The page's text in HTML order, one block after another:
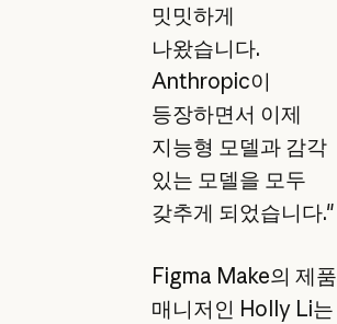
밋밋하게
나왔습니다.
Anthropic이
등장하면서 이제
지능형 모델과 감각
있는 모델을 모두
갖추게 되었습니다."
Figma Make의 제품
매니저인 Holly Li는